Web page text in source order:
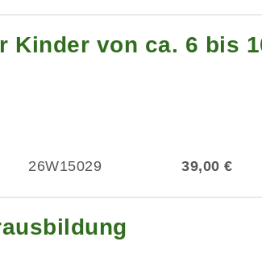
Kinder von ca. 6 bis
26W15029 39,00 €